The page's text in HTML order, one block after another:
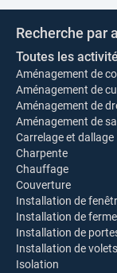
Recherche par
Toutes les
Aménagement de
Aménagement de
Aménagement de
Aménagement de
Carrelage et dallage
Charpente
Chauffage
Couverture
Installation de
Installation de
Installation de
Installation de volets
Isolation